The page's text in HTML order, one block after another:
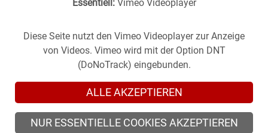
Stuttgart aus derVergangenheitin dieGegenwart
Historische Fotos aus Stuttgart im direkten Vergleich mit
zeitgenössischen Bildern.
Essentiell:Vimeo Videoplayer
Diese Seite nutzt den Vimeo Videoplayer zur Anzeige
von Videos. Vimeo wird mit der Option DNT
(DoNoTrack) eingebunden.
ALLE AKZEPTIEREN
NUR ESSENTIELLE COOKIES AKZEPTIEREN